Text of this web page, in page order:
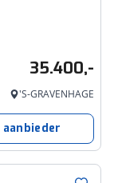
35.400,-
'S-GRAVENHAGE
aanbieder